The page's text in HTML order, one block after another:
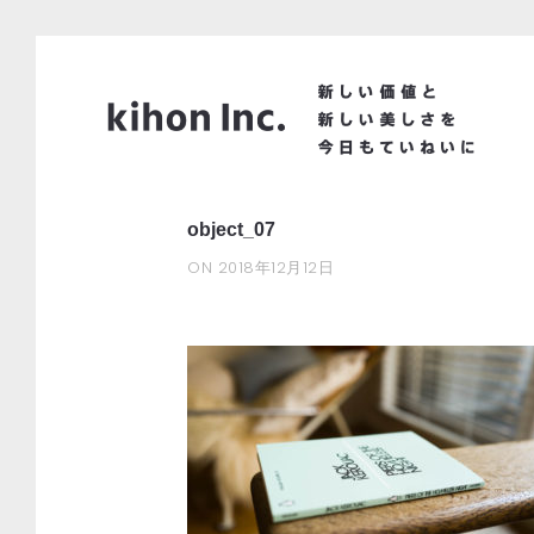
object_07
ON 2018年12月12日